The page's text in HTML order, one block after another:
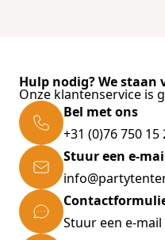
extra veilig rijden
Hulp nodig? We staan
Onze klantenservice is
Bel met ons
+31 (0)76 750 15
Stuur een e-
Stuur een e-mail